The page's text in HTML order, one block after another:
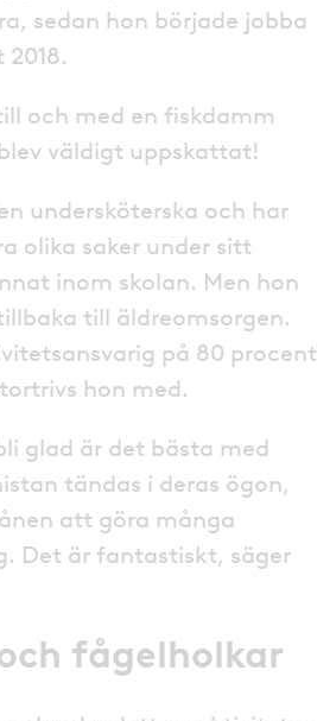
sedan hon började jobba
och med en fiskdamm
väldigt uppskattat!
undersköterska och har
olika saker under sitt
inom skolan. Men hon
till äldreomsorgen.
på 80 procent
hon med.
glad är det bästa med
tändas i deras ögon,
att göra många
Det är fantastiskt, säger
fågelholkar